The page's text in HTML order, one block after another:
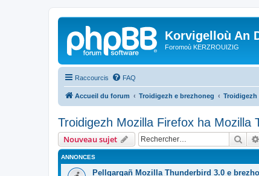
Korvigelloù An
Foromoù KERZROUIZIG
Raccourcis FAQ
Accueil du forum Troidigezh e brezhoneg Troidigezh
Troidigezh Mozilla Firefox ha Mozilla
Nouveau sujet
ANNONCES
Pellgargañ Mozilla Thunderbird 3.0 e